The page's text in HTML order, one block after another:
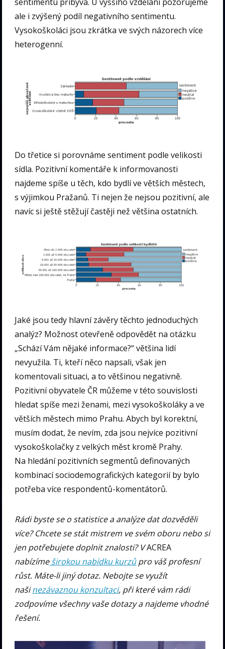
ale i zvýšený podíl negativního sentimentu.
Vysokoškoláci jsou zkrátka ve svých názorech více
heterogenní.
Do třetice si porovnáme sentiment podle velikosti
sídla. Pozitivní komentáře k informovanosti
najdeme spíše u těch, kdo bydlí ve větších městech,
s výjimkou Pražanů. Ti nejen že nejsou pozitivní, ale
navíc si ještě stěžují častěji než většina ostatních.
Jaké jsou tedy hlavní závěry těchto jednoduchých
analýz? Možnost otevřeně odpovědět na otázku
„Schází Vám nějaké informace?“ většina lidí
nevyužila. Ti, kteří něco napsali, však jen
komentovali situaci, a to většinou negativně.
Pozitivní obyvatele ČR můžeme v této souvislosti
hledat spíše mezi ženami, mezi vysokoškoláky a ve
větších městech mimo Prahu. Abych byl korektní,
musím dodat, že nevím, zda jsou nejvíce pozitivní
vysokoškolačky z velkých měst kromě Prahy.
Na hledání pozitivních segmentů definovaných
kombinací sociodemografických kategorií by bylo
potřeba více respondentů-komentátorů.
Rádi byste se o statistice a analýze dat dozvěděli
více? Chcete se stát mistrem ve svém oboru nebo si
jen potřebujete doplnit znalosti? VACREA
nabízímeširokou nabídku kurzůpro váš profesní
růst. Máte-li jiný dotaz. Nebojte se využít
našinezávaznou konzultaci, při které vám rádi
zodpovíme všechny vaše dotazy a najdeme vhodné
řešení.